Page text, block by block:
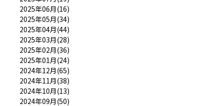
2025年06月(16)
2025年05月(34)
2025年04月(44)
2025年03月(28)
2025年02月(36)
2025年01月(24)
2024年12月(65)
2024年11月(38)
2024年10月(13)
2024年09月(50)